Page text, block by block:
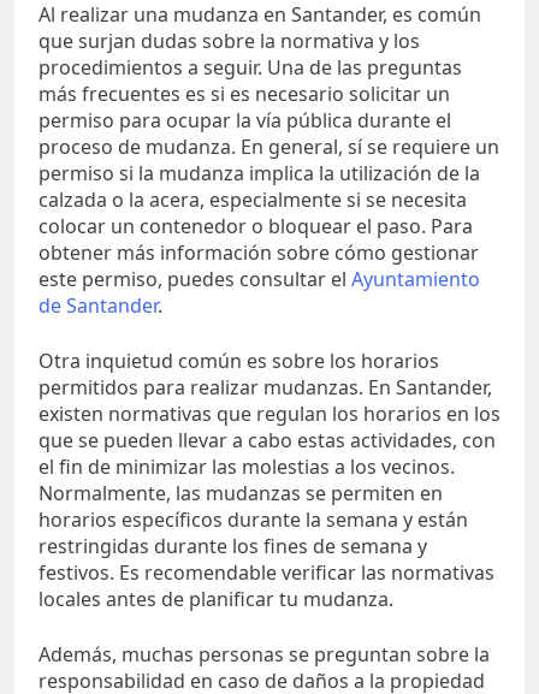
Al realizar una mudanza en Santander, es común
que surjan dudas sobre la normativa y los
procedimientos a seguir. Una de las preguntas
más frecuentes es si es necesario solicitar un
permiso para ocupar la vía pública durante el
proceso de mudanza. En general, sí se requiere un
permiso si la mudanza implica la utilización de la
calzada o la acera, especialmente si se necesita
colocar un contenedor o bloquear el paso. Para
obtener más información sobre cómo gestionar
este permiso, puedes consultar el Ayuntamiento
de Santander.
Otra inquietud común es sobre los horarios
permitidos para realizar mudanzas. En Santander,
existen normativas que regulan los horarios en los
que se pueden llevar a cabo estas actividades, con
el fin de minimizar las molestias a los vecinos.
Normalmente, las mudanzas se permiten en
horarios específicos durante la semana y están
restringidas durante los fines de semana y
festivos. Es recomendable verificar las normativas
locales antes de planificar tu mudanza.
Además, muchas personas se preguntan sobre la
responsabilidad en caso de daños a la propiedad